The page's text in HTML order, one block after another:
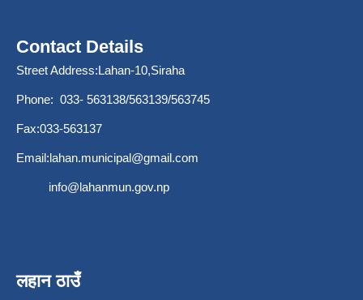
Contact Details
Street Address:Lahan-10,Siraha
Phone: 033- 563138/563139/563745
Fax:033-563137
Email:lahan.municipal@gmail.com
info@lahanmun.gov.np
लहान ठाउँ